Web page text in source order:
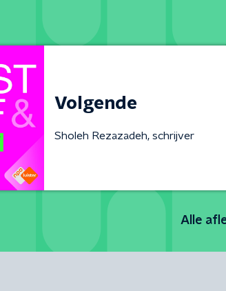
Volgende
Sholeh Rezazadeh, schrijver
Alle